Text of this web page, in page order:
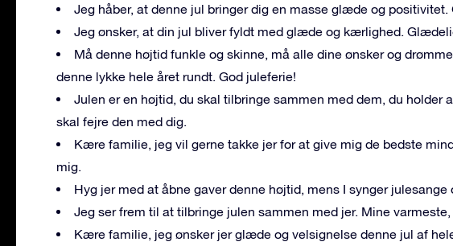
Jeg håber, at denne jul bringer dig en masse glæde og
Jeg ønsker, at din jul bliver fyldt med glæde og kærlighed.
Må denne højtid funkle og skinne, må alle dine ønsker og
denne lykke hele året rundt. God juleferie!
Julen er en højtid, du skal tilbringe sammen med dem, du holder
skal fejre den med dig.
Kære familie, jeg vil gerne takke jer for at give mig de bedste
mig.
Hyg jer med at åbne gaver denne højtid, mens I synger
Jeg ser frem til at tilbringe julen sammen med jer. Mine
Kære familie, jeg ønsker jer glæde og velsignelse denne jul af